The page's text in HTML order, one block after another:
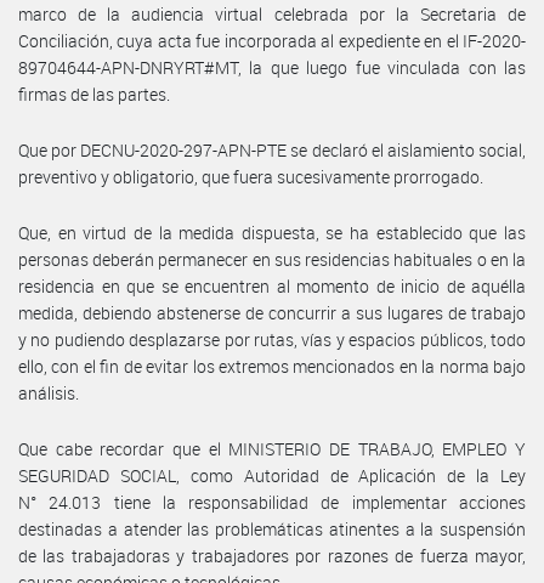
marco de la audiencia virtual celebrada por la Secretaria de
Conciliación, cuya acta fue incorporada al expediente en el IF-2020-
89704644-APN-DNRYRT#MT, la que luego fue vinculada con las
firmas de las partes.
Que por DECNU-2020-297-APN-PTE se declaró el aislamiento social,
preventivo y obligatorio, que fuera sucesivamente prorrogado.
Que, en virtud de la medida dispuesta, se ha establecido que las
personas deberán permanecer en sus residencias habituales o en la
residencia en que se encuentren al momento de inicio de aquélla
medida, debiendo abstenerse de concurrir a sus lugares de trabajo
y no pudiendo desplazarse por rutas, vías y espacios públicos, todo
ello, con el fin de evitar los extremos mencionados en la norma bajo
análisis.
Que cabe recordar que el MINISTERIO DE TRABAJO, EMPLEO Y
SEGURIDAD SOCIAL, como Autoridad de Aplicación de la Ley
N° 24.013 tiene la responsabilidad de implementar acciones
destinadas a atender las problemáticas atinentes a la suspensión
de las trabajadoras y trabajadores por razones de fuerza mayor,